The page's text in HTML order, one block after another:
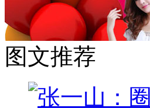
图文推荐